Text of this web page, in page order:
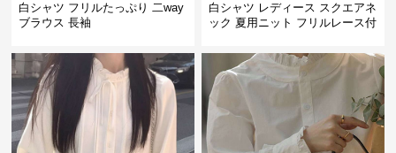
白シャツ フリルたっぷり 二way
ブラウス 長袖
白シャツ レディース スクエアネ
ック 夏用ニット フリルレース付